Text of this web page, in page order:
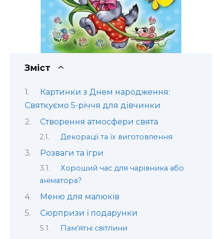
Зміст
Картинки з Днем народження:
Святкуємо 5-річчя для дівчинки
Створення атмосфери свята
Декорації та їх виготовлення
Розваги та ігри
Хороший час для чарівника або
аніматора?
Меню для малюків
Сюрпризи і подарунки
Пам’ятні світлини